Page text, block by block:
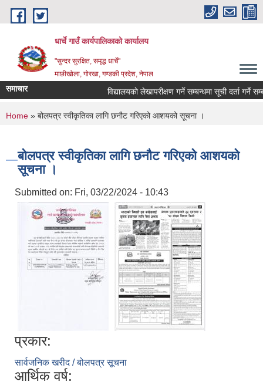
Skip to main content
धार्चे गाउँ कार्यपालिकाको कार्यालय
"सुन्दर सुरक्षित, समृद्ध धार्चे"
माछीखोला, गोरखा, गण्डकी प्रदेश, नेपाल
समाचार विद्यालयकाे लेखापरीक्षण गर्ने सम्बन्धमा सूची दर्ता गर्ने
You are here
Home » बोलपत्र स्वीकृतिका लागि छनौट गरिएको आशयको सूचना ।
बोलपत्र स्वीकृतिका लागि छनौट गरिएको आशयको
सूचना ।
Submitted on: Fri, 03/22/2024 - 10:43
प्रकार:
सार्वजनिक खरीद / बोलपत्र सूचना
आर्थिक वर्ष: